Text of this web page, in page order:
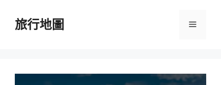
旅行地圖 選